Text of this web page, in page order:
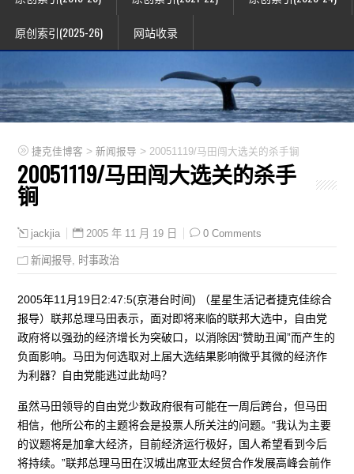
原创索引(2025-26) 网站收录
捷克佳博客 >新闻报导 > 20051119/马田闯大选关的杀手锏
20051119/马田闯大选关的杀手
锏
jackjia 2005 年 11 月 19 日 0 Comments
新闻报导 时事政治
2005年11月19日2:47:5(京港台时间) （星星生活记者捷克佳综合
报导）联邦总理马田表示，面对即将来临的联邦大选中，自由党
政府将以强劲的经济增长为突破口，以消除因“赞助丑闻”而产生的
负面影响。马田为何选取对上届大选结果影响微乎其微的经济作
为利器？自由党能逃过此劫吗？
虽然马田领导的自由党少数政府很有可能在一周后跨台，但马田
相信，他所公布的主题将会是投票人所关注的问题。“我认为主要
的议题将是加拿大经济，目前经济运行极好，国人希望看到今后
将持续。”联邦总理马田在汉城出席亚太经贸合作发展高峰会前作